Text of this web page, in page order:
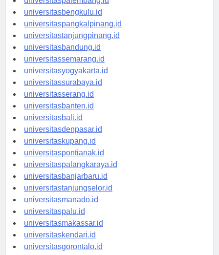
universitasbengkulu.id
universitaspangkalpinang.id
universitastanjungpinang.id
universitasbandung.id
universitassemarang.id
universitasyogyakarta.id
universitassurabaya.id
universitasserang.id
universitasbanten.id
universitasbali.id
universitasdenpasar.id
universitaskupang.id
universitaspontianak.id
universitaspalangkaraya.id
universitasbanjarbaru.id
universitastanjungselor.id
universitasmanado.id
universitaspalu.id
universitasmakassar.id
universitaskendari.id
universitasgorontalo.id